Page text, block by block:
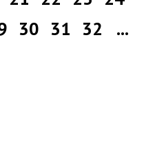
30 31 32 ...